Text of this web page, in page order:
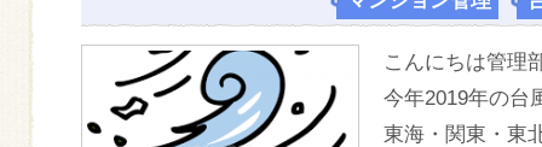
こんにちは管理
今年2019年の台
東海・関東・東